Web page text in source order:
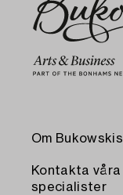
Om Bukowskis
Kontakta våra
specialister